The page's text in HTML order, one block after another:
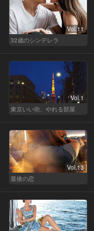
Vol.11
32歳のシンデレラ
Vol.1
東京いい街、やれる部屋
Vol.13
最後の恋